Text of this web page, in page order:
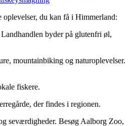
du kan få i Himmerland:
byder på glutenfri øl,
mountainbiking og naturoplevelser.
fiskere.
der findes i regionen.
seværdigheder. Besøg Aalborg Zoo,